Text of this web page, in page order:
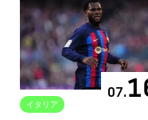
07.
イタリア